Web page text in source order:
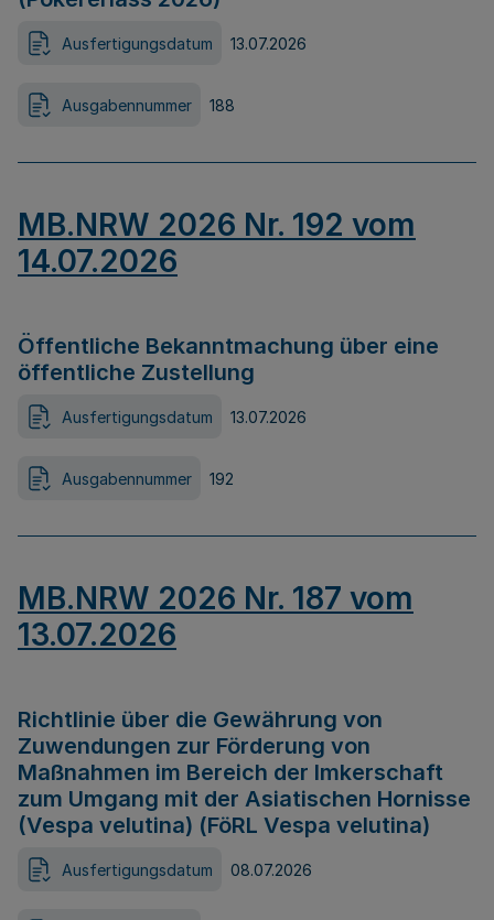
Ausfertigungsdatum 13.07.2026
Ausgabennummer 188
MB.NRW 2026 Nr. 192 vom
14.07.2026
Öffentliche Bekanntmachung über eine
öffentliche Zustellung
Ausfertigungsdatum 13.07.2026
Ausgabennummer 192
MB.NRW 2026 Nr. 187 vom
13.07.2026
Richtlinie über die Gewährung von
Zuwendungen zur Förderung von
Maßnahmen im Bereich der Imkerschaft
zum Umgang mit der Asiatischen Hornisse
(Vespa velutina) (FöRL Vespa velutina)
Ausfertigungsdatum 08.07.2026